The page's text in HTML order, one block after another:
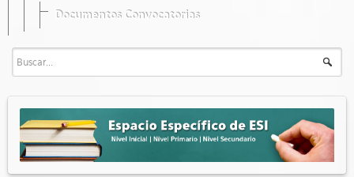
Documentos Convocatorias